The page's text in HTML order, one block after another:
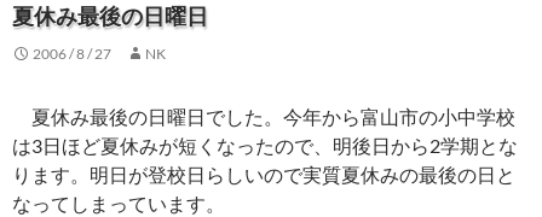
ツ
ス
プ
夏休み最後の日曜日
2006 / 8 / 27 NK
夏休み最後の日曜日でした。今年から富山市の小中学校
は3日ほど夏休みが短くなったので、明後日から2学期とな
ります。明日が登校日らしいので実質夏休みの最後の日と
なってしまっています。